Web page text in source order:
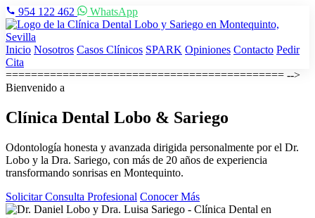
954 122 462 WhatsApp
Inicio Nosotros Casos Clínicos SPARK Opiniones Contacto Pedir
Cita
============================================ -->
Bienvenido a
Clínica Dental Lobo & Sariego
Odontología honesta y avanzada dirigida personalmente por el Dr.
Lobo y la Dra. Sariego, con más de 20 años de experiencia
transformando sonrisas en Montequinto.
Solicitar Consulta Profesional Conocer Más